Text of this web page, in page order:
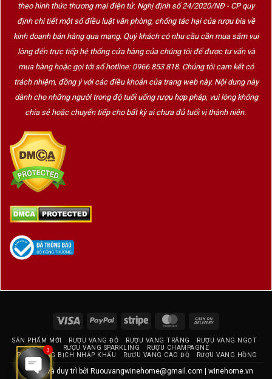
theo hình thức thương mại điện tử. Nghị định số 24/2020/NĐ - CP quy
định chi tiết một số điều luật văn phòng, chống tác hại của rượu bia về
kinh doanh bán hàng qua mạng. Quý khách có nhu cầu cần mua sắm vui
lòng đến trực tiếp hệ thống cửa hàng của chúng tôi để được tư vấn và
mua hàng hoặc gọi tới số hotline: 0966 853 818. Chúng tôi cam kết có
trách nhiệm, đồng ý với các điều khoản của trang web này. Nội dung này
dành cho những người trong độ tuổi uống rượu hợp pháp, vui lòng không
chia sẻ hoặc chuyển tiếp cho bất kỳ ai chưa đủ tuổi vị thành niên.
Visa PayPal Stripe MasterCard
Delivery
SẢN PHẨM MỚI RƯỢU VANG ĐỎ RƯỢU VANG TRẮNG
RƯỢU VANG NGỌT
RƯỢU VANG SPARKLING
RƯỢU CHAMPAGNE
RƯỢU VANG BỊCH NHẬP KHẨU
RƯỢU VANG CAO ĐỘ RƯỢU VANG HỒNG
Thiết kế và duy trì bởi Ruouvangwinehome@gmail.com winehome.vn
3